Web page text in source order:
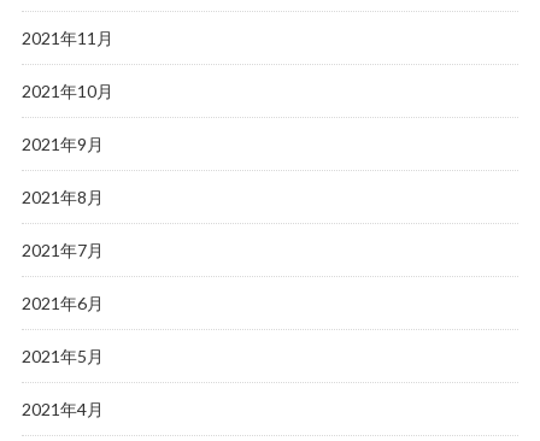
2021年11月
2021年10月
2021年9月
2021年8月
2021年7月
2021年6月
2021年5月
2021年4月